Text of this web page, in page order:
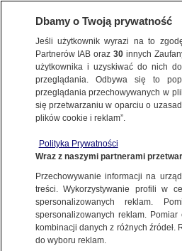
ŚWIAT
uzgodnienia pozostała
21.06.2017, 12:15
Udostępnij
Dbamy o Twoją prywatność
Jeśli użytkownik wyrazi na to
Partnerów IAB oraz30 innych
użytkownika i uzyskiwać do nich
przeglądania. Odbywa się to
przeglądania przechowywanych w
się przetwarzaniu w oparciu o
plików cookie i reklam”.
Polityka Prywatności
Wraz z naszymi partnerami
Przechowywanie informacji na
treści. Wykorzystywanie profili w
spersonalizowanych reklam.
spersonalizowanych reklam.
kombinacji danych z różnych
do wyboru reklam.